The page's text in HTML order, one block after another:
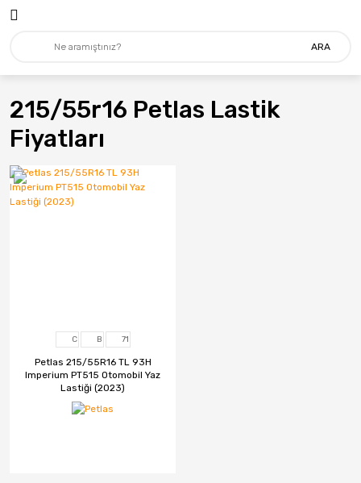
ARA
215/55r16 Petlas Lastik
Fiyatları
C B 71
Petlas 215/55R16 TL 93H
Imperium PT515 Otomobil Yaz
Lastiği (2023)